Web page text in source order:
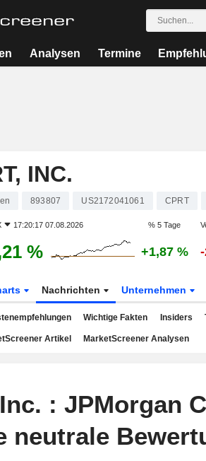
Analysen Termine
INC.
893807 US2172041061 CPRT
17:20:17 07.08.2026 % 5 Tage
% +1,87 %
Nachrichten Unternehmen
Wichtige Fakten Insiders
Artikel MarketScreener Analysen
: JPMorgan
neutrale